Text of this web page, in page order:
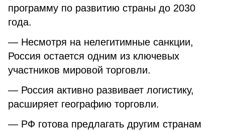
программу по развитию страны до 2030
года.
— Несмотря на нелегитимные санкции,
Россия остается одним из ключевых
участников мировой торговли.
— Россия активно развивает логистику,
расширяет географию торговли.
— РФ готова предлагать другим странам